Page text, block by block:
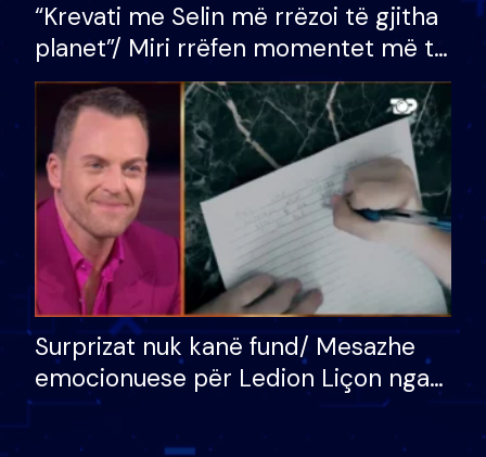
“Krevati me Selin më rrëzoi të gjitha
planet”/ Miri rrëfen momentet më të
bukura në shtëpinë e BB VIP: Do më
mungojë zilja e mëngjesit kur…
Surprizat nuk kanë fund/ Mesazhe
emocionuese për Ledion Liçon nga
nëna dhe fëmijët e tij, moderatori
nuk i mban dot lotët: Nuk meritoj…